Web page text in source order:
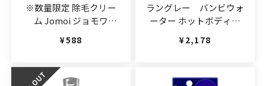
※数量限定 除毛クリー
ム Jomoi ジョモワ
通常価格
¥588
ラングレー バンビウォ
ーター ホットボディク
(JAN:4560453520273)
通常価格
¥2,178